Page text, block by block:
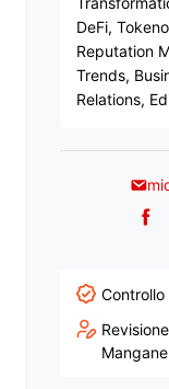
DeFi,
Reputation
Trends,
Relations,